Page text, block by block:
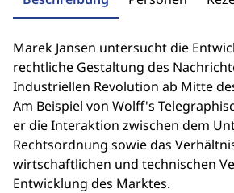
Marek Jansen untersucht die
rechtliche Gestaltung des
Industriellen Revolution ab Mitte
Am Beispiel von Wolff's
er die Interaktion zwischen dem
Rechtsordnung sowie das
wirtschaftlichen und technischen
Entwicklung des Marktes.